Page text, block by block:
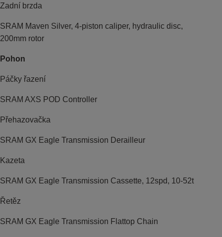
Zadní brzda
SRAM Maven Silver, 4-piston caliper, hydraulic disc,
200mm rotor
Pohon
Páčky řazení
SRAM AXS POD Controller
Přehazovačka
SRAM GX Eagle Transmission Derailleur
Kazeta
SRAM GX Eagle Transmission Cassette, 12spd, 10-52t
Řetěz
SRAM GX Eagle Transmission Flattop Chain